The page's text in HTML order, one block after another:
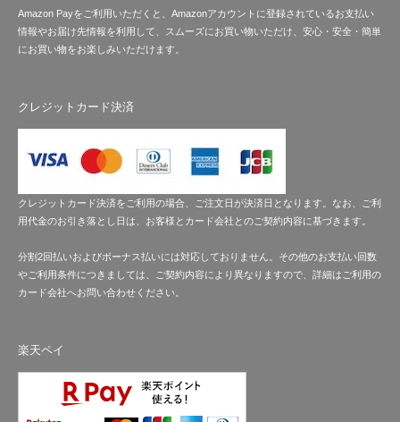
Amazon Payをご利用いただくと、Amazonアカウントに登録されているお支払い
情報やお届け先情報を利用して、スムーズにお買い物いただけ、安心・安全・簡単
にお買い物をお楽しみいただけます。
クレジットカード決済
クレジットカード決済をご利用の場合、ご注文日が決済日となります。なお、ご利
用代金のお引き落とし日は、お客様とカード会社とのご契約内容に基づきます。
分割2回払いおよびボーナス払いには対応しておりません。その他のお支払い回数
やご利用条件につきましては、ご契約内容により異なりますので、詳細はご利用の
カード会社へお問い合わせください。
楽天ペイ